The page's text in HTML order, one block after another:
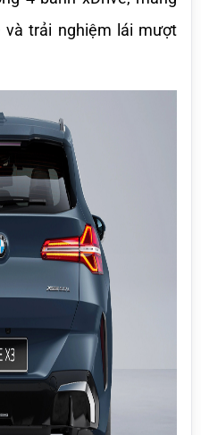
trải nghiệm lái mượt